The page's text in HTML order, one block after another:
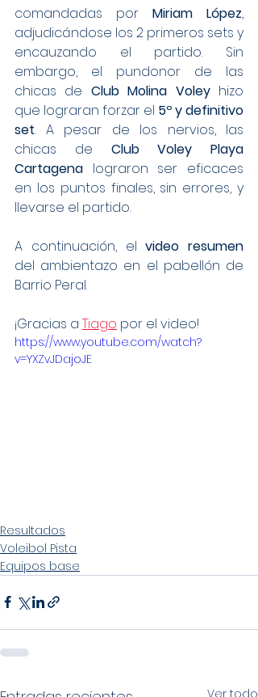
comandadas por Miriam López,
adjudicándose los 2 primeros sets y
encauzando el partido. Sin
embargo, el pundonor de las
chicas de Club Molina Voley hizo
que lograran forzar el 5º y definitivo
set. A pesar de los nervios, las
chicas de Club Voley Playa
Cartagena lograron ser eficaces
en los puntos finales, sin errores, y
llevarse el partido.
A continuación, el video resumen
del ambientazo en el pabellón de
Barrio Peral.
¡Gracias a Tiago por el video!
https://www.youtube.com/watch?
v=YXZvJDajoJE
Resultados
Voleibol Pista
Equipos base
Ver todo